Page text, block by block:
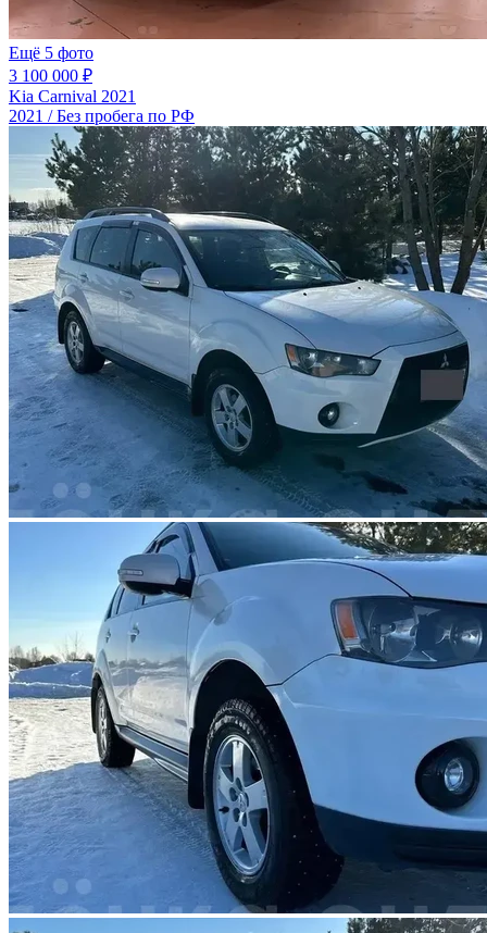
Ещё 5 фото
3 100 000 ₽
Kia Carnival 2021
2021 / Без пробега по РФ